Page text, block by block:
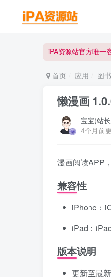
iPA资源站官方唯一
iPA资源站官方唯一
首页 应用 图书
懒漫画
宝宝(站
4个月前
漫画阅读APP
兼容性
iPhone：
iPad：
版本说明
更新至最新